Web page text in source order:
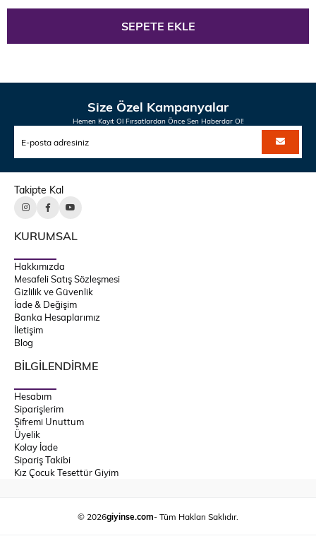
Size Özel Kampanyalar
Hemen Kayıt Ol Fırsatlardan Önce Sen Haberdar Ol!
Takipte Kal
KURUMSAL
Hakkımızda
Mesafeli Satış Sözleşmesi
Gizlilik ve Güvenlik
İade & Değişim
Banka Hesaplarımız
İletişim
Blog
BİLGİLENDİRME
Hesabım
Siparişlerim
Şifremi Unuttum
Üyelik
Kolay İade
Sipariş Takibi
Kız Çocuk Tesettür Giyim
© 2026giyinse.com- Tüm Hakları Saklıdır.